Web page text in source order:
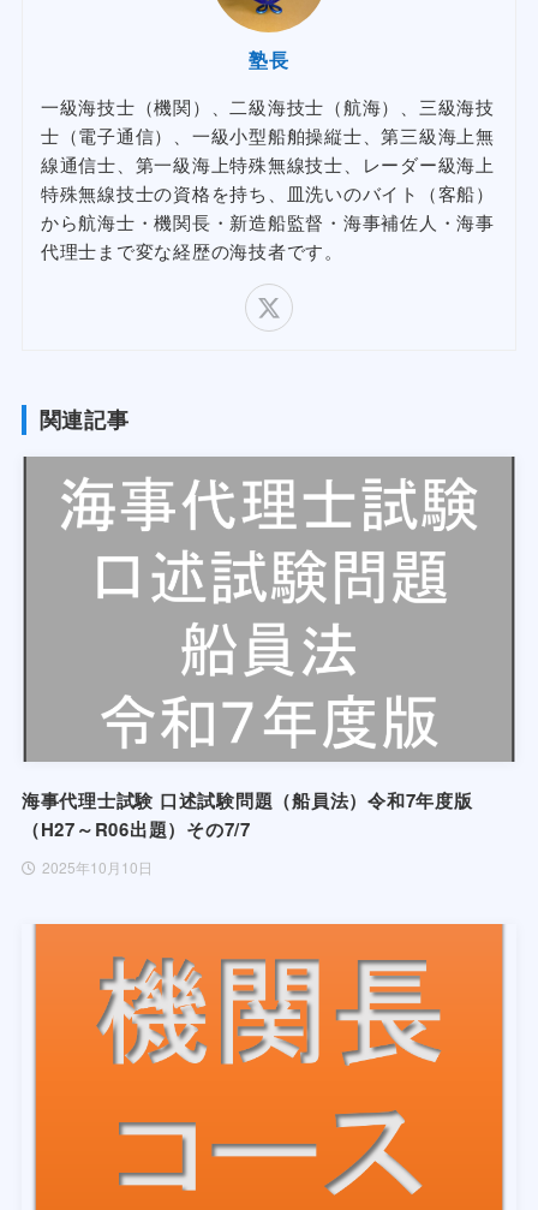
塾長
一級海技士（機関）、二級海技士（航海）、三級海技
士（電子通信）、一級小型船舶操縦士、第三級海上無
線通信士、第一級海上特殊無線技士、レーダー級海上
特殊無線技士の資格を持ち、皿洗いのバイト（客船）
から航海士・機関長・新造船監督・海事補佐人・海事
代理士まで変な経歴の海技者です。
関連記事
海事代理士試験 口述試験問題（船員法）令和7年度版
（H27～R06出題）その7/7
2025年10月10日